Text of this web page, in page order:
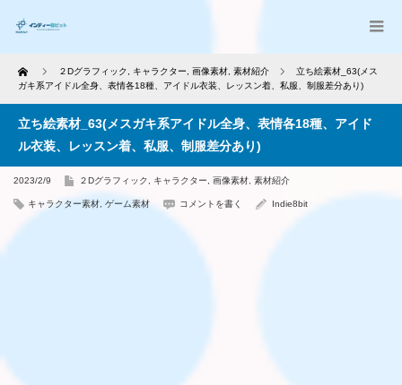
Home ２Dグラフィック キャラクター 画像素材 素材紹介
立ち絵素材_63(メス
ガキ系アイドル全身、表情各18種、アイドル衣装、レッスン着、私服、制服差分あり)
立ち絵素材_63(メスガキ系アイドル全身、表情各18種、アイド
ル衣装、レッスン着、私服、制服差分あり)
2023/2/9 ２Dグラフィック キャラクター 画像素材 素材紹介
キャラクター素材 ゲーム素材 コメントを書く Indie8bit